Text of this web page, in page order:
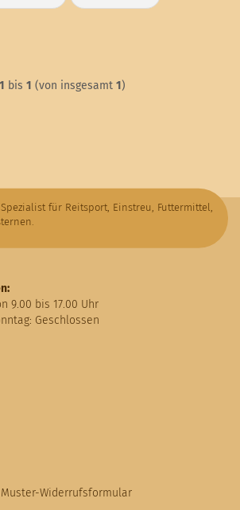
1 bis 1 (von insgesamt 1)
für Reitsport, Einstreu, Futtermittel,
9.00 bis 17.00 Uhr
Geschlossen
Widerrufsformular